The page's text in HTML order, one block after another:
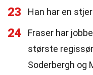
23 Han har en
24
Fraser har
største
Soderbergh og